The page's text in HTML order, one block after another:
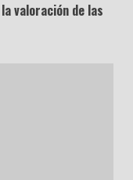
valoración de las